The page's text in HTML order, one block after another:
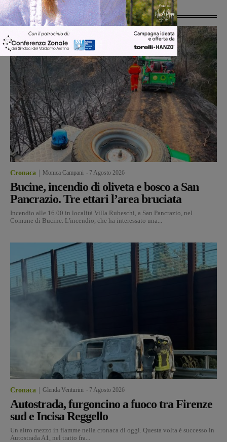
Ultime Notizie
Cronaca Monica Campani 7 Agosto 2026
Bucine, incendio di oliveta e bosco a San
Pancrazio. Tre ettari l’area bruciata
Incendio alle 16.00 in località Villa Rubeschi, a San Pancrazio, nel
Comune di Bucine. L'incendio, che ha interessato una...
Cronaca Glenda Venturini 7 Agosto 2026
Autostrada, furgoncino a fuoco tra Firenze
sud e Incisa Reggello
Un altro mezzo in fiamme nella cronaca di oggi. Questa volta è successo in
Autostrada A1, nel tratto fra...